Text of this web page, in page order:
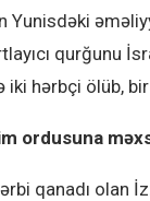
Yunisdəki
qurğunu
iki hərbçi ölüb,
ordusuna
qanadı